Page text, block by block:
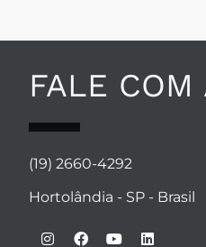
FALE COM
(19) 2660-4292
Hortolândia - SP - Brasil